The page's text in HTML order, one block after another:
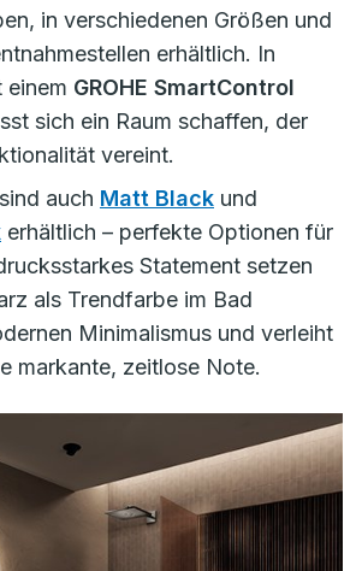
in verschiedenen Größen und
erhältlich. In
einem GROHE SmartControl
sich ein Raum schaffen, der
vereint.
auch Matt Black und
erhältlich – perfekte Optionen für
Statement setzen
als Trendfarbe im Bad
Minimalismus und verleiht
markante, zeitlose Note.